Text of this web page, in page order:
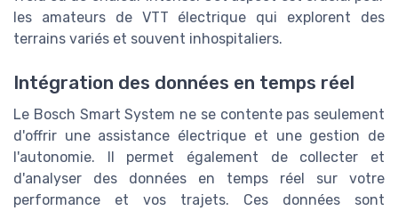
les amateurs de VTT électrique qui explorent des
terrains variés et souvent inhospitaliers.
Intégration des données en temps réel
Le Bosch Smart System ne se contente pas seulement
d'offrir une assistance électrique et une gestion de
l'autonomie. Il permet également de collecter et
d'analyser des données en temps réel sur votre
performance et vos trajets. Ces données sont